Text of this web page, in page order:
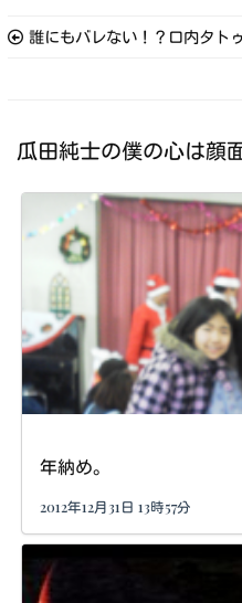
誰にもバレない！？口内タト
瓜田純士の僕の心は顔
年納め。
2012年12月31日 13時57分